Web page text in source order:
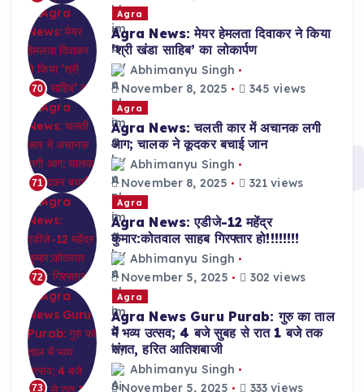
70
Agra
Agra News: मेयर हेमलता दिवाकर ने किया
‘श्री खंडा साहिब’ का लोकार्पण
Abhimanyu Singh
November 8, 2025
345 views
71
Agra
Agra News: चलती कार में अचानक लगी
आग; चालक ने कूदकर बचाई जान
Abhimanyu Singh
November 8, 2025
321 views
72
Agra
Agra News: एडीजे-12 महेंद्र
कुमार:कोतवाल साहब गिरफ्तार हो!!!!!!!!
Abhimanyu Singh
November 5, 2025
302 views
73
Agra
Agra News Guru Purab: गुरु का ताल
में भव्य उत्सव; 4 बजे सुबह से रात 1 बजे तक
संगत, हरित आतिशबाजी
Abhimanyu Singh
November 5, 2025
333 views